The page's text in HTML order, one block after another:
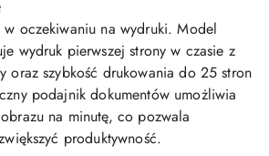
w oczekiwaniu na wydruki. Model
wydruk pierwszej strony w czasie z
oraz szybkość drukowania do 25 stron
podajnik dokumentów umożliwia
na minutę, co pozwala
produktywność.